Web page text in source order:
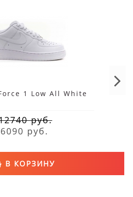
1 Low All White
руб.
6090 руб.
В КОРЗИНУ